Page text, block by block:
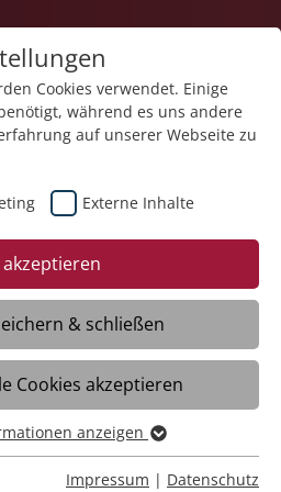
Teilhabe und Familie
Cookies verwendet. Einige
während es uns andere
auf unserer Webseite zu
Externe Inhalte
akzeptieren
& schließen
Cookies akzeptieren
für grundlegende Funktionen
anzeigen
Impressum | Datenschutz